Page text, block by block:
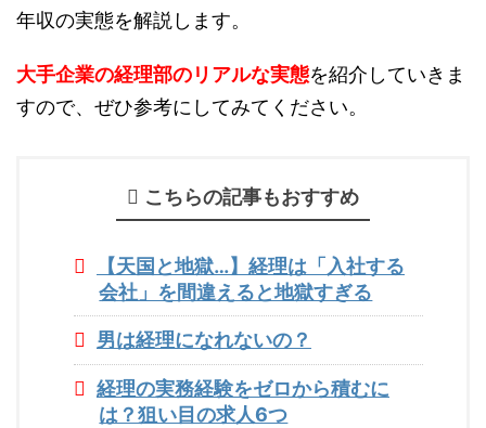
年収の実態を解説します。
大手企業の経理部のリアルな実態を紹介していきま
すので、ぜひ参考にしてみてください。
こちらの記事もおすすめ
【天国と地獄…】経理は「入社する
会社」を間違えると地獄すぎる
男は経理になれないの？
経理の実務経験をゼロから積むに
は？狙い目の求人6つ